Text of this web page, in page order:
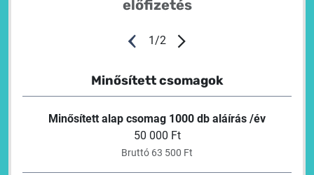
előfizetés
1/2
Minősített csomagok
Minősített alap csomag 1000 db aláírás /év
50 000 Ft
Bruttó 63 500 Ft